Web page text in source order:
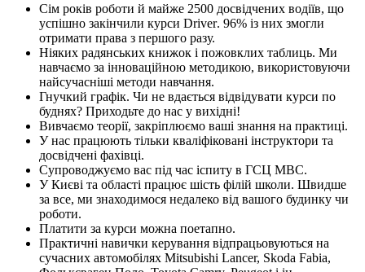
Сім років роботи й майже 2500 досвідчених водіїв, що
успішно закінчили курси Driver. 96% із них змогли
отримати права з першого разу.
Ніяких радянських книжок і пожовклих таблиць. Ми
навчаємо за інноваційною методикою, використовуючи
найсучасніші методи навчання.
Гнучкий графік. Чи не вдається відвідувати курси по
буднях? Приходьте до нас у вихідні!
Вивчаємо теорії, закріплюємо ваші знання на практиці.
У нас працюють тільки кваліфіковані інструктори та
досвідчені фахівці.
Супроводжуємо вас під час іспиту в ГСЦ МВС.
У Києві та області працює шість філій школи. Швидше
за все, ми знаходимося недалеко від вашого будинку чи
роботи.
Платити за курси можна поетапно.
Практичні навички керування відпрацьовуються на
сучасних автомобілях Mitsubishi Lancer, Skoda Fabia,